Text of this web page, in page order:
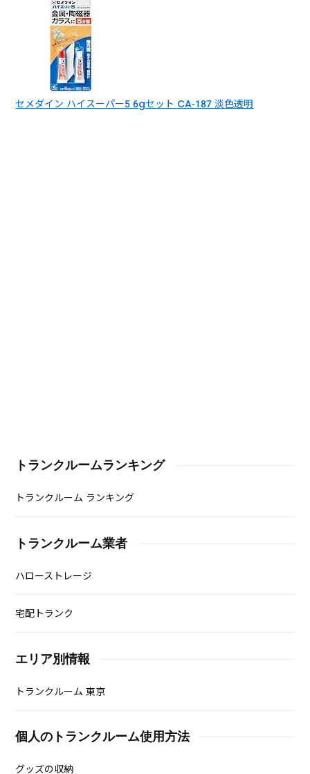
セメダイン ハイスーパー5 6gセット CA-187 淡色透明
トランクルームランキング
トランクルーム ランキング
トランクルーム業者
ハローストレージ
宅配トランク
エリア別情報
トランクルーム 東京
個人のトランクルーム使用方法
グッズの収納